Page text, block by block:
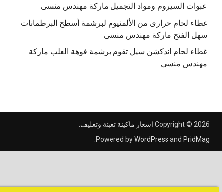
عبوات السيروم ومواد التجميل ماركة مهندس منسى
غطاء لحام حرارى من الألمنيوم لبرشمة أسطح البرطمانات
سهل الفتح ماركة مهندس منسى
غطاء لحام اندكشن سيل تقوم برشمة فوهة العلب ماركة
مهندس منسى
Copyright © 2026اسعار ماكينة تعبئة وتغليف
Powered byWordPressandPridMag
.